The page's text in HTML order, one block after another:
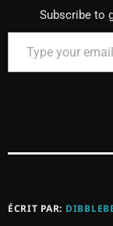
Subscribe to
ÉCRIT PAR: